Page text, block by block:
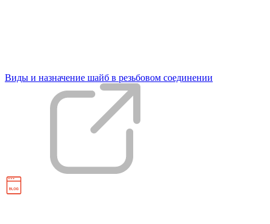
Виды и назначение шайб в резьбовом соединении